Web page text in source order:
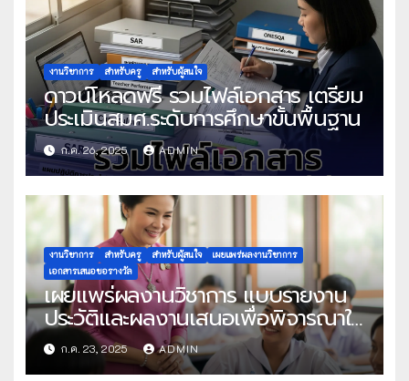
งานวิชาการ สำหรับครู สำหรับผู้สนใจ
ดาวน์โหลดฟรี รวมไฟล์เอกสาร เตรียม
ประเมินสมศ.ระดับการศึกษาขั้นพื้นฐาน
ก.ค. 26, 2025 ADMIN
งานวิชาการ สำหรับครู สำหรับผู้สนใจ
เผยแพร่ผลงานวิชาการ
เอกสารเสนอขอรางวัล
เผยแพร่ผลงานวิชาการ แบบรายงาน
ประวัติและผลงานเสนอเพื่อพิจารณาใน
โครงการครูดีในดวงใจ ประจำปี 2568
ครั้งที่ 22
ก.ค. 23, 2025 ADMIN